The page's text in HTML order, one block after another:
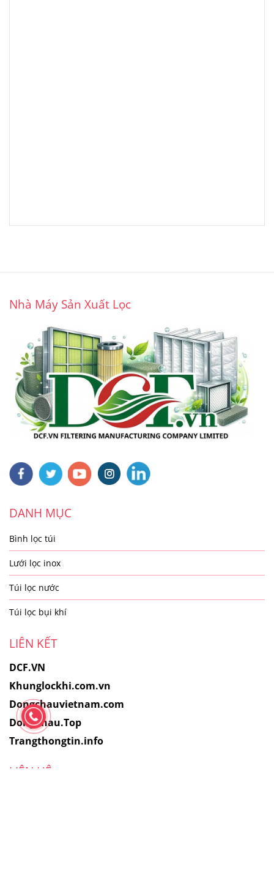
Nhà Máy Sản Xuất Lọc
DANH MỤC
Bình lọc túi
Lưới lọc inox
Túi lọc nước
Túi lọc bụi khí
LIÊN KẾT
DCF.VN
Khunglockhi.com.vn
Dongchauvietnam.com
DongChau.Top
Trangthongtin.info
LIÊN HỆ